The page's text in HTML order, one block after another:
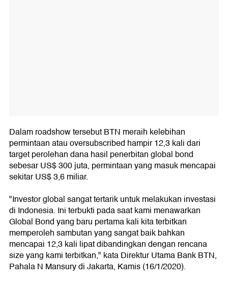
Dalam roadshow tersebut BTN meraih kelebihan
permintaan atau oversubscribed hampir 12,3 kali dari
target perolehan dana hasil penerbitan global bond
sebesar US$ 300 juta, permintaan yang masuk mencapai
sekitar US$ 3,6 miliar.
"Investor global sangat tertarik untuk melakukan investasi
di Indonesia. Ini terbukti pada saat kami menawarkan
Global Bond yang baru pertama kali kita terbitkan
memperoleh sambutan yang sangat baik bahkan
mencapai 12,3 kali lipat dibandingkan dengan rencana
size yang kami terbitkan," kata Direktur Utama Bank BTN,
Pahala N Mansury di Jakarta, Kamis (16/1/2020).